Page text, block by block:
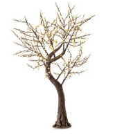
era:
795€.
556€.